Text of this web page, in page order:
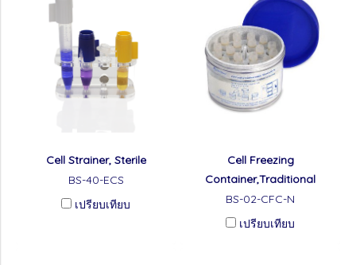
Cell Strainer, Sterile
BS-40-ECS
เปรียบเทียบ
Cell Freezing
Container,Traditional
BS-02-CFC-N
เปรียบเทียบ